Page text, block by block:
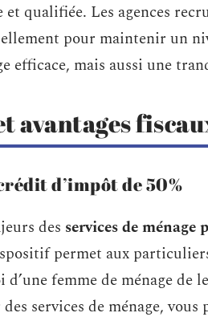
qualifiée. Les agences
pour maintenir un
efficace, mais aussi une
avantages
d’impôt de 50%
des services de ménage
permet aux
d’une femme de ménage de
services de ménage,